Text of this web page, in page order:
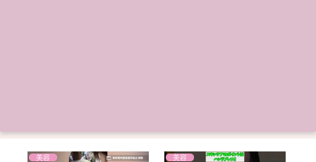
美容 美容